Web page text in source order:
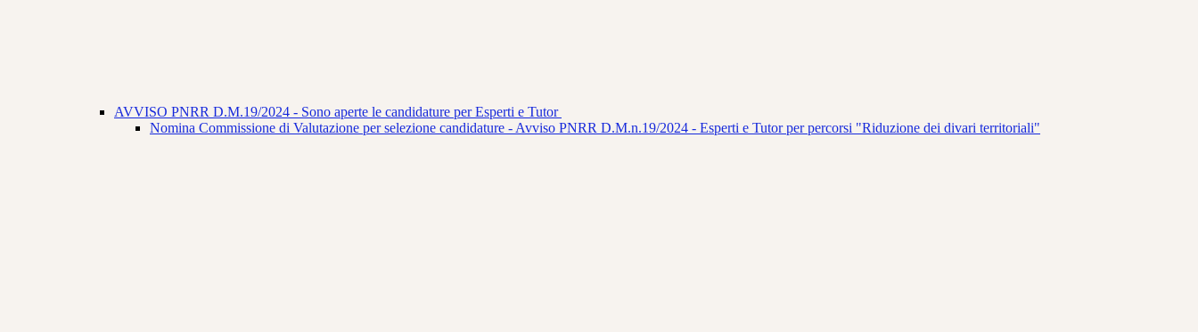
AVVISO PNRR D.M.19/2024 - Sono aperte le candidature per Esperti e Tutor
Nomina Commissione di Valutazione per selezione candidature - Avviso PNRR D.M.n.19/2024 - Esperti e Tutor per percorsi "Riduzione dei divari territoriali"